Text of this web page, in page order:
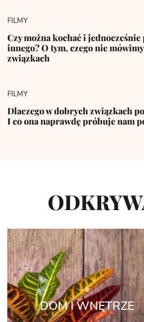
FILMY
Czy można kochać i jednocześnie
innego? O tym, czego nie
związkach
FILMY
Dlaczego w dobrych związkach
I co ona naprawdę próbuje nam
DOM I WNĘTRZE